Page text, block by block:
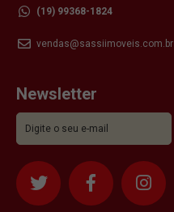
(19) 99368-1824
vendas@sassiimoveis.com.br
Newsletter